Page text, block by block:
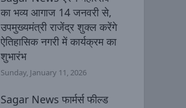
का भव्य आगाज 14 जनवरी से,
उपमुख्यमंत्री राजेंद्र शुक्ल करेंगे
ऐतिहासिक नगरी में कार्यक्रम का
शुभारंभ
Sunday, January 11, 2026
Sagar News फार्मर्स फील्ड